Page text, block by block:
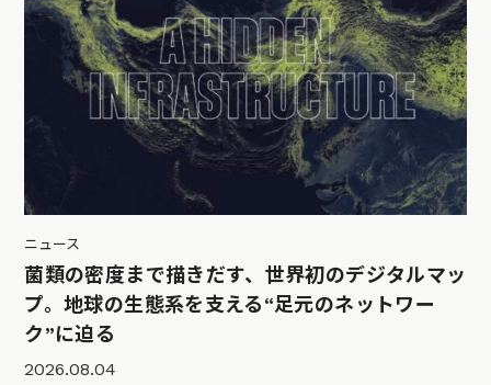
ニュース
菌類の密度まで描きだす、世界初のデジタルマッ
プ。地球の生態系を支える“足元のネットワー
ク”に迫る
2026.08.04